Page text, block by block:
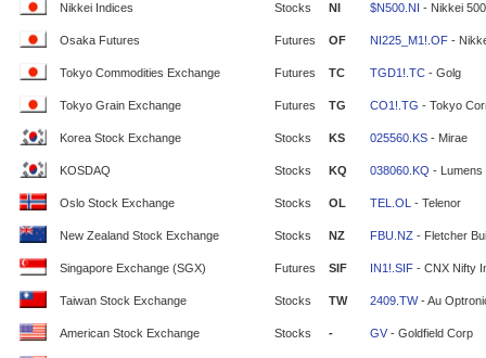
Nikkei Indices Stocks NI $N500.NI - Nikkei 500
Osaka Futures Futures OF NI225_M1!.OF -
Tokyo Commodities Exchange Futures TC TGD1!.TC - Golg
Tokyo Grain Exchange Futures TG CO1!.TG - Tokyo
Korea Stock Exchange Stocks KS 025560.KS - Mirae
KOSDAQ Stocks KQ 038060.KQ - Lumens
Oslo Stock Exchange Stocks OL TEL.OL - Telenor
New Zealand Stock Exchange Stocks NZ FBU.NZ - Fletcher
Singapore Exchange (SGX) Futures SIF IN1!.SIF - CNX Nifty
Taiwan Stock Exchange Stocks TW 2409.TW- Au
American Stock Exchange Stocks - GV - Goldfield Corp